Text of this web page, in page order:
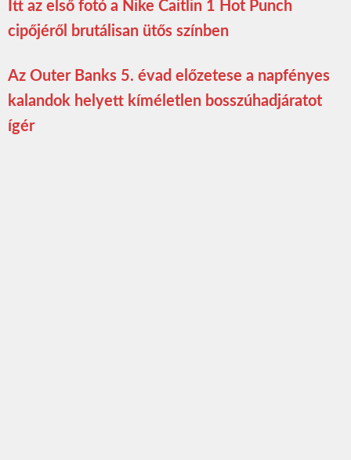
Itt az első fotó a Nike Caitlin 1 Hot Punch
cipőjéről brutálisan ütős színben
Az Outer Banks 5. évad előzetese a napfényes
kalandok helyett kíméletlen bosszúhadjáratot
ígér